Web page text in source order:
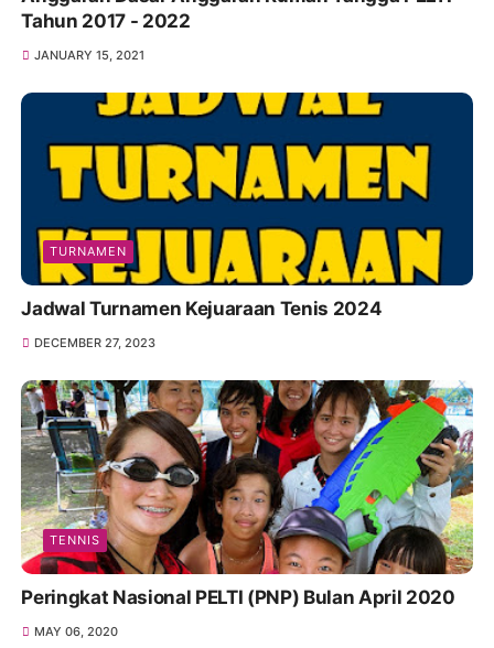
Tahun 2017 - 2022
JANUARY 15, 2021
TURNAMEN
Jadwal Turnamen Kejuaraan Tenis 2024
DECEMBER 27, 2023
TENNIS
Peringkat Nasional PELTI (PNP) Bulan April 2020
MAY 06, 2020